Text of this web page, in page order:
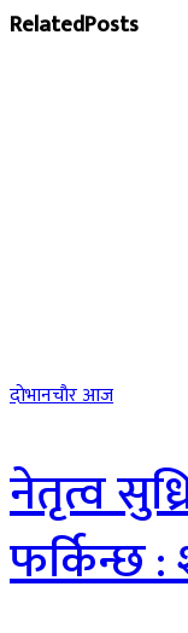
RelatedPosts
दाेभानचाैर आज
नेतृत्व
फर्किन्छ